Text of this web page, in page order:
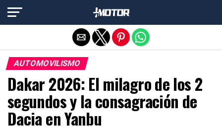
AUTOMOVILISMO
Dakar 2026: El milagro de los 2
segundos y la consagración de
Dacia en Yanbu
Salir de la versión móvil